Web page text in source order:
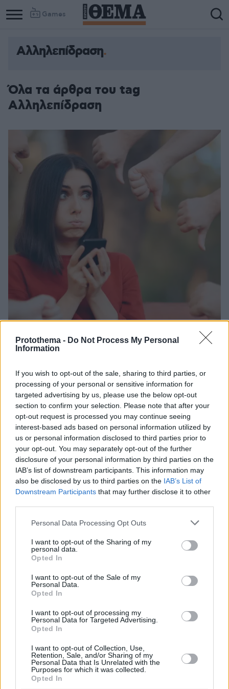
Protothema - Do Not Process My Personal
Information
If you wish to opt-out of the sale, sharing to third parties, or
processing of your personal or sensitive information for
targeted advertising by us, please use the below opt-out
section to confirm your selection. Please note that after your
opt-out request is processed you may continue seeing
interest-based ads based on personal information utilized by
us or personal information disclosed to third parties prior to
your opt-out. You may separately opt-out of the further
disclosure of your personal information by third parties on the
IAB’s list of downstream participants. This information may
also be disclosed by us to third parties on the IAB’s List of
Downstream Participants that may further disclose it to other
Please note that this website/app uses one or more Google
not limited to your visit or usage behaviour. You may click to
grant or deny consent to Google and its third-party tags to
use your data for below specified purposes in below Google
consent section.
Personal Data Processing Opt Outs
I want to opt-out of the Sharing of my
personal data.
Opted In
I want to opt-out of the Sale of my
Personal Data.
Opted In
I want to opt-out of processing my
Personal Data for Targeted Advertising.
Opted In
I want to opt-out of Collection, Use,
Retention, Sale, and/or Sharing of my
Personal Data that Is Unrelated with the
Purposes for which it was collected.
Opted In
Games
Column
Column
Αλληλεπίδραση
Όλα τα άρθρα του tag
Αλληλεπίδραση
ψυχή όπως η ζάχαρη το σώμα – Ένας ψυχίατρος εξηγεί
Ο «κοινωνικός διαβήτης» έχει ισχυρές επιδράσεις
στην υγεία, παρόμοιες με αυτές που προκαλεί στο
σώμα η υπερβολική κατανάλωση ζάχαρης - Οι ειδικοί
εξηγούν
Αναρωτιέστε πώς σας βλέπουν οι άλλοι και αν είστε
20.06.2024, 18:15